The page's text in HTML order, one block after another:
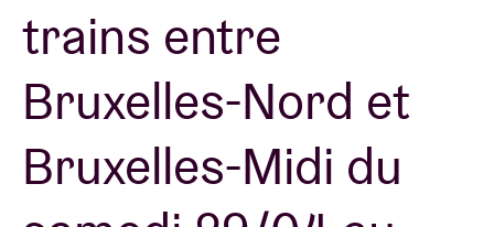
Chèque-concert
À propos de l'AB
Contact
trains entre
Bruxelles-Nord et
Bruxelles-Midi du